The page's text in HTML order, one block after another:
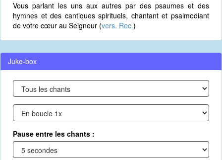
Vous parlant les uns aux autres par des psaumes et des
hymnes et des cantiques spirituels, chantant et psalmodiant
de votre cœur au Seigneur (vers. Rec.)
Juke-box
Pause entre les chants :